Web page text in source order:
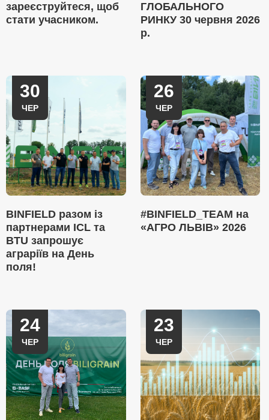
зареєструйтеся, щоб
стати учасником.
ГЛОБАЛЬНОГО
РИНКУ 30 червня 2026
р.
30
ЧЕР
BINFIELD разом із
партнерами ICL та
BTU запрошує
аграріїв на День
поля!
26
ЧЕР
#BINFIELD_TEAM на
«АГРО ЛЬВІВ» 2026
24
ЧЕР
23
ЧЕР